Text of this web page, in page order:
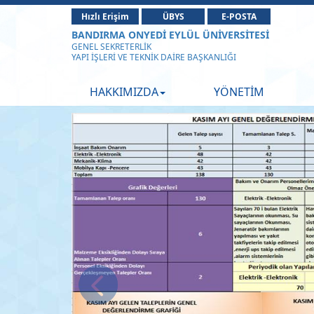
Hızlı Erişim ÜBYS E-POSTA
BANDIRMA ONYEDİ EYLÜL ÜNİVERSİTESİ
GENEL SEKRETERLİK
YAPI İŞLERİ VE TEKNİK DAİRE BAŞKANLIĞI
HAKKIMIZDA YÖNETİM